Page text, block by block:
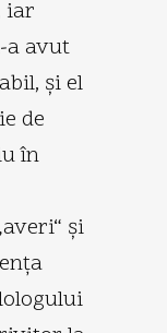
iar
a avut
şi el
de
în
şi